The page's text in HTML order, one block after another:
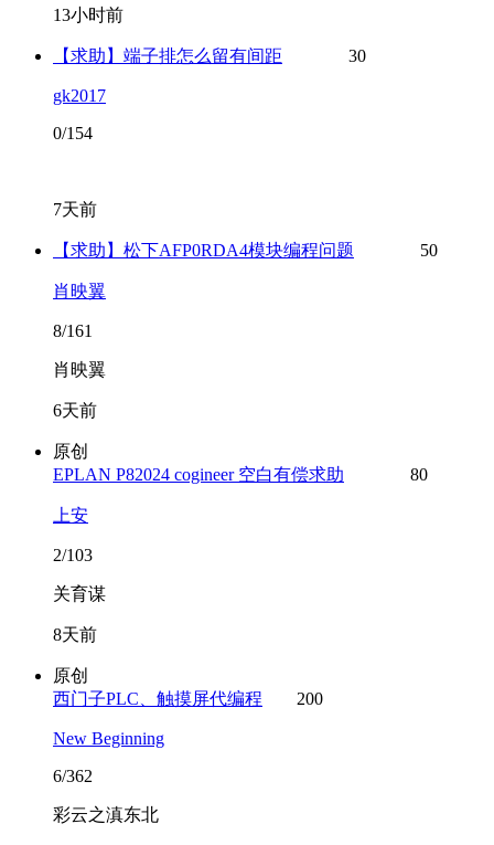
13小时前
【求助】端子排怎么留有间距 30
gk2017
0/154
7天前
【求助】松下AFP0RDA4模块编程问题 50
肖映翼
8/161
肖映翼
6天前
原创
EPLAN P82024 cogineer 空白有偿求助
80
上安
2/103
关育谋
8天前
原创
西门子PLC、触摸屏代编程
200
New Beginning
6/362
彩云之滇东北